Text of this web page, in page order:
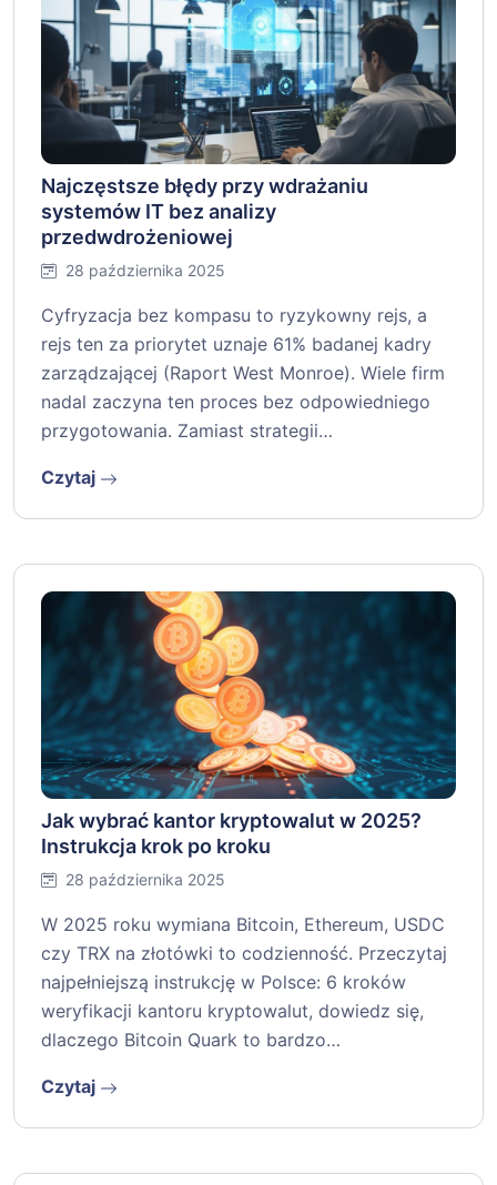
Najczęstsze błędy przy wdrażaniu
systemów IT bez analizy
przedwdrożeniowej
28 października 2025
Cyfryzacja bez kompasu to ryzykowny rejs, a
rejs ten za priorytet uznaje 61% badanej kadry
zarządzającej (Raport West Monroe). Wiele firm
nadal zaczyna ten proces bez odpowiedniego
przygotowania. Zamiast strategii…
Czytaj
Jak wybrać kantor kryptowalut w 2025?
Instrukcja krok po kroku
28 października 2025
W 2025 roku wymiana Bitcoin, Ethereum, USDC
czy TRX na złotówki to codzienność. Przeczytaj
najpełniejszą instrukcję w Polsce: 6 kroków
weryfikacji kantoru kryptowalut, dowiedz się,
dlaczego Bitcoin Quark to bardzo…
Czytaj